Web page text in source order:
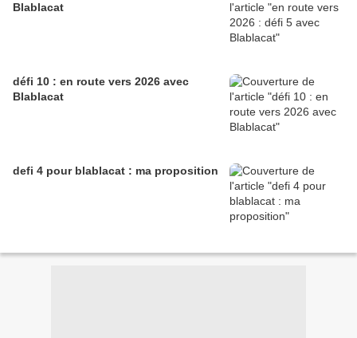
Blablacat
défi 10 : en route vers 2026 avec
Blablacat
defi 4 pour blablacat : ma proposition